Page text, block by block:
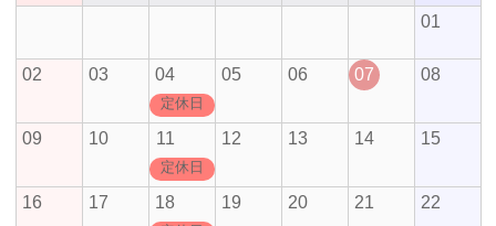
01
02 03 04
定休日
05 06 07 08
09 10 11
定休日
12 13 14 15
16 17 18 19 20 21 22